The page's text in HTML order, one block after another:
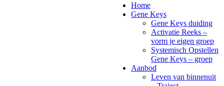
Home
Gene Keys
Gene Keys duiding
Activatie Reeks –
vorm je eigen groep
Systemisch Opstellen
Gene Keys – groep
Aanbod
Leven van binnenuit